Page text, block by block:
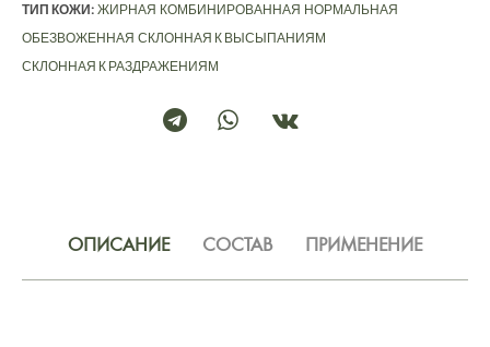
ТИП КОЖИ: ЖИРНАЯ КОМБИНИРОВАННАЯ НОРМАЛЬНАЯ
ОБЕЗВОЖЕННАЯ СКЛОННАЯ К ВЫСЫПАНИЯМ
СКЛОННАЯ К РАЗДРАЖЕНИЯМ
ОПИСАНИЕ СОСТАВ ПРИМЕНЕНИЕ